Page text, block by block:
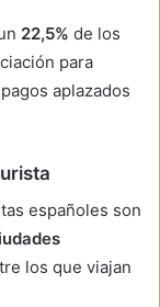
22,5% de los
para
aplazados
españoles son
los que viajan